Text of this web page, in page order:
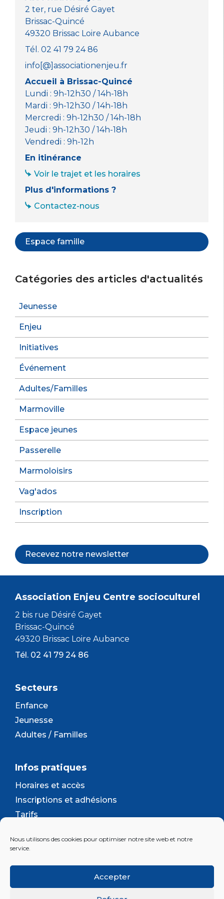
Nous utilisons des cookies pour optimiser notre site web et notre
service.
Accepter
k
2 ter, rue Désiré Gayet
Brissac-Quincé
49320 Brissac Loire Aubance
Tél. 02 41 79 24 86
info[@]associationenjeu.fr
Accueil à Brissac-Quincé
Lundi : 9h-12h30 / 14h-18h
Mardi : 9h-12h30 / 14h-18h
Mercredi : 9h-12h30 / 14h-18h
Jeudi : 9h-12h30 / 14h-18h
Vendredi : 9h-12h
En itinérance
Voir le trajet et les horaires
Plus d'informations ?
Contactez-nous
Espace famille
Catégories des articles d'actualités
Jeunesse
Enjeu
Initiatives
Événement
Adultes/Familles
Marmoville
Espace jeunes
Passerelle
Marmoloisirs
Vag'ados
Inscription
Recevez notre newsletter
Association Enjeu Centre socioculturel
2 bis rue Désiré Gayet
Brissac-Quincé
49320 Brissac Loire Aubance
Tél. 02 41 79 24 86
Secteurs
Enfance
Jeunesse
Adultes / Familles
Infos pratiques
Horaires et accès
Inscriptions et adhésions
Tarifs
Contact
Lettre d’information